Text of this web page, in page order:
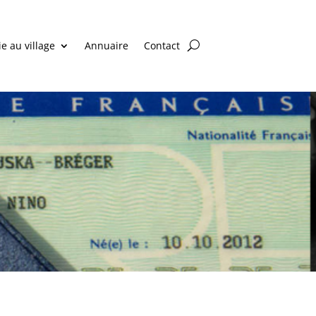
au village Annuaire Contact